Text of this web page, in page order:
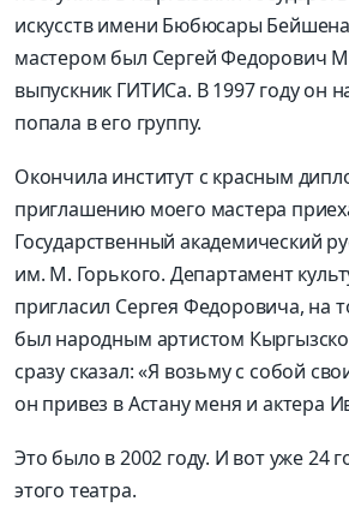
искусств имени Бюбюсары
мастером был Сергей Федорович
выпускник ГИТИСа. В 1997 году он
попала в его группу.
Окончила институт с красным
приглашению моего мастера
Государственный академический
им. М. Горького. Департамент
пригласил Сергея Федоровича, на
был народным артистом
сразу сказал: «Я возьму с собой
он привез в Астану меня и актера
Это было в 2002 году. И вот уже 24
этого театра.